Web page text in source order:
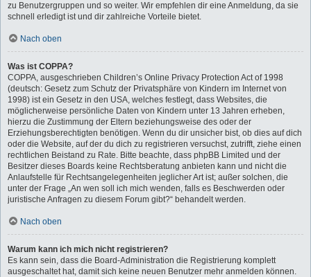
zu Benutzergruppen und so weiter. Wir empfehlen dir eine Anmeldung, da sie
schnell erledigt ist und dir zahlreiche Vorteile bietet.
Nach oben
Was ist COPPA?
COPPA, ausgeschrieben Children’s Online Privacy Protection Act of 1998
(deutsch: Gesetz zum Schutz der Privatsphäre von Kindern im Internet von
1998) ist ein Gesetz in den USA, welches festlegt, dass Websites, die
möglicherweise persönliche Daten von Kindern unter 13 Jahren erheben,
hierzu die Zustimmung der Eltern beziehungsweise des oder der
Erziehungsberechtigten benötigen. Wenn du dir unsicher bist, ob dies auf dich
oder die Website, auf der du dich zu registrieren versuchst, zutrifft, ziehe einen
rechtlichen Beistand zu Rate. Bitte beachte, dass phpBB Limited und der
Besitzer dieses Boards keine Rechtsberatung anbieten kann und nicht die
Anlaufstelle für Rechtsangelegenheiten jeglicher Art ist; außer solchen, die
unter der Frage „An wen soll ich mich wenden, falls es Beschwerden oder
juristische Anfragen zu diesem Forum gibt?“ behandelt werden.
Nach oben
Warum kann ich mich nicht registrieren?
Es kann sein, dass die Board-Administration die Registrierung komplett
ausgeschaltet hat, damit sich keine neuen Benutzer mehr anmelden können.